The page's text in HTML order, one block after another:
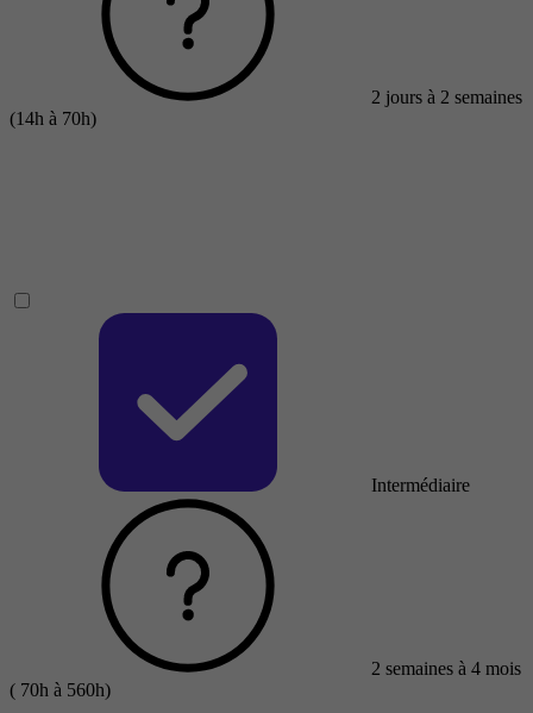
2 jours à 2 semaines
(14h à 70h)
Intermédiaire
2 semaines à 4 mois
( 70h à 560h)